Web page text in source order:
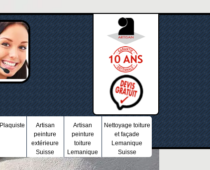
Plaquiste
Artisan
peinture
extérieure
Suisse
Artisan
peinture
toiture
Lemanique
Nettoyage toiture
et façade
Lemanique
Suisse